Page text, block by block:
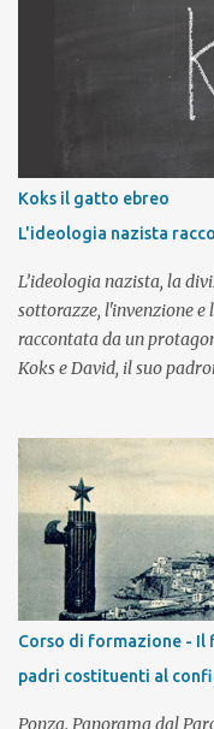
complesso
una delle affermazioni
impone allora un primo,
un viaggio della
stata perpetrata è
comprenderla? E se il
tentativo di conoscenza,
assolvere al meglio il
memoria non sono una
cosa si deve ...
Koks il gatto ebreo
L'ideologia nazista
L’ideologia nazista, la
sottorazze, l'invenzione
raccontata da un
Koks e David, il suo
giorno e portano le
emigrare, lasciando la
patria. Adatto alla V
90'/120', a cui può
5,00 a studente
può essere fatto in
piattaforme per la
proposti. Per inform...
Corso di formazione -
padri costituenti al
Ponza. Panorama dal